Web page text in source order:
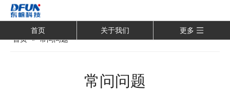
首页 关于我们
更多
首页 » 常问问题
常问问题